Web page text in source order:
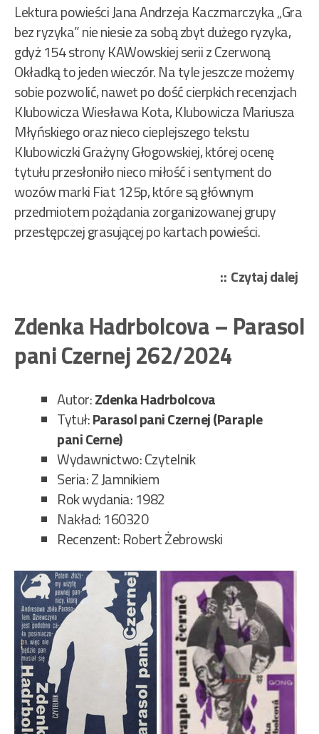
Lektura powieści Jana Andrzeja Kaczmarczyka „Gra
bez ryzyka” nie niesie za sobą zbyt dużego ryzyka,
gdyż 154 strony KAWowskiej serii z Czerwoną
Okładką to jeden wieczór. Na tyle jeszcze możemy
sobie pozwolić, nawet po dość cierpkich recenzjach
Klubowicza Wiesława Kota, Klubowicza Mariusza
Młyńskiego oraz nieco cieplejszego tekstu
Klubowiczki Grażyny Głogowskiej, której ocenę
tytułu przesłoniło nieco miłość i sentyment do
wozów marki Fiat 125p, które są głównym
przedmiotem pożądania zorganizowanej grupy
przestępczej grasującej po kartach powieści.
Czytaj dalej
–
Zdenka Hadrbolcova – Parasol
pani Czernej 262/2024
Autor:Zdenka Hadrbolcova
Tytuł:Parasol pani Czernej (Paraple
pani Cerne)
Wydawnictwo: Czytelnik
Seria: Z Jamnikiem
Rok wydania: 1982
Nakład: 160320
Recenzent: Robert Żebrowski